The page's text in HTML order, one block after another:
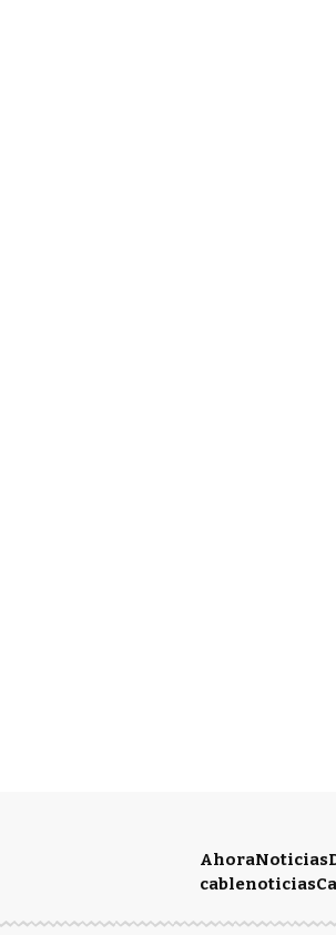
AhoraNoticias
cablenoticias